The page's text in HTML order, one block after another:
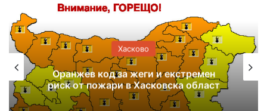
Хасково
Оранжев код за жеги и екстремен
риск от пожари в Хасковска област